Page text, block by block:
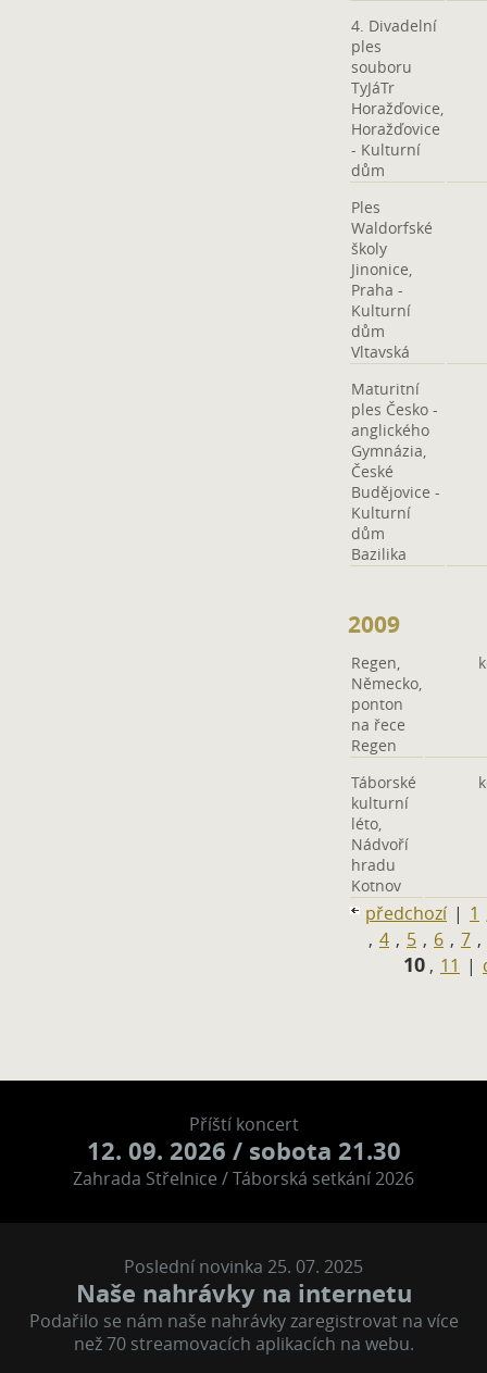
4. Divadelní
ples
souboru
TyJáTr
Horažďovice,
Horažďovice
- Kulturní
dům
Ples
Waldorfské
školy
Jinonice,
Praha -
Kulturní
dům
Vltavská
Maturitní
ples Česko -
anglického
Gymnázia,
České
Budějovice -
Kulturní
dům
Bazilika
2009
Regen,
Německo,
ponton
na řece
Regen
Táborské
kulturní
léto,
Nádvoří
hradu
Kotnov
předchozí | 1
, 4 , 5 , 6 , 7 ,
10 , 11 |
Příští koncert
12. 09. 2026 / sobota 21.30
Zahrada Střelnice / Táborská setkání 2026
Poslední novinka 25. 07. 2025
Naše nahrávky na internetu
Podařilo se nám naše nahrávky zaregistrovat na více
než 70 streamovacích aplikacích na webu.